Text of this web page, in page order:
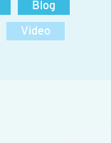
Blog
Video